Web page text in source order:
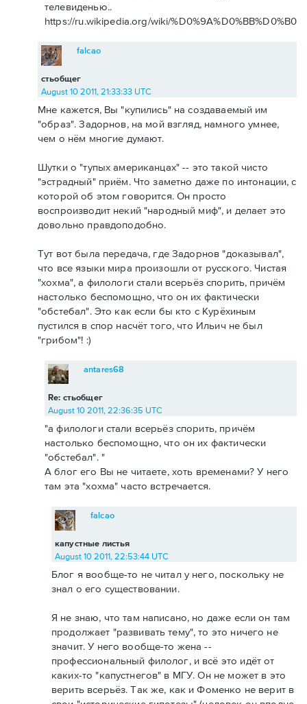
телевиденью..
https://ru.wikipedia.org/wiki/
стьобщег
falcao
August 10 2011, 21:33:33 UTC
Мне кажется, Вы "купились" на создаваемый им
"образ". Задорнов, на мой взгляд, намного умнее,
чем о нём многие думают.
Шутки о "тупых американцах" -- это такой чисто
"эстрадный" приём. Что заметно даже по интонации, с
которой об этом говорится. Он просто
воспроизводит некий "народный миф", и делает это
довольно правдоподобно.
Тут вот была передача, где Задорнов "доказывал",
что все языки мира произошли от русского. Чистая
"хохма", а филологи стали всерьёз спорить, причём
настолько беспомощно, что он их фактически
"обстебал". Это как если бы кто с Курёхиным
пустился в спор насчёт того, что Ильич не был
"грибом"! :)
Re: стьобщег
antares68
August 10 2011, 22:36:35 UTC
"а филологи стали всерьёз спорить, причём
настолько беспомощно, что он их фактически
"обстебал". "
А блог его Вы не читаете, хоть временами? У него
там эта "хохма" часто встречается.
капустные листья
falcao
August 10 2011, 22:53:44 UTC
Блог я вообще-то не читал у него, поскольку не
знал о его существовании.
Я не знаю, что там написано, но даже если он там
продолжает "развивать тему", то это ничего не
значит. У него вообще-то жена --
профессиональный филолог, и всё это идёт от
каких-то "капустнегов" в МГУ. Он не может в это
верить всерьёз. Так же, как и Фоменко не верит в